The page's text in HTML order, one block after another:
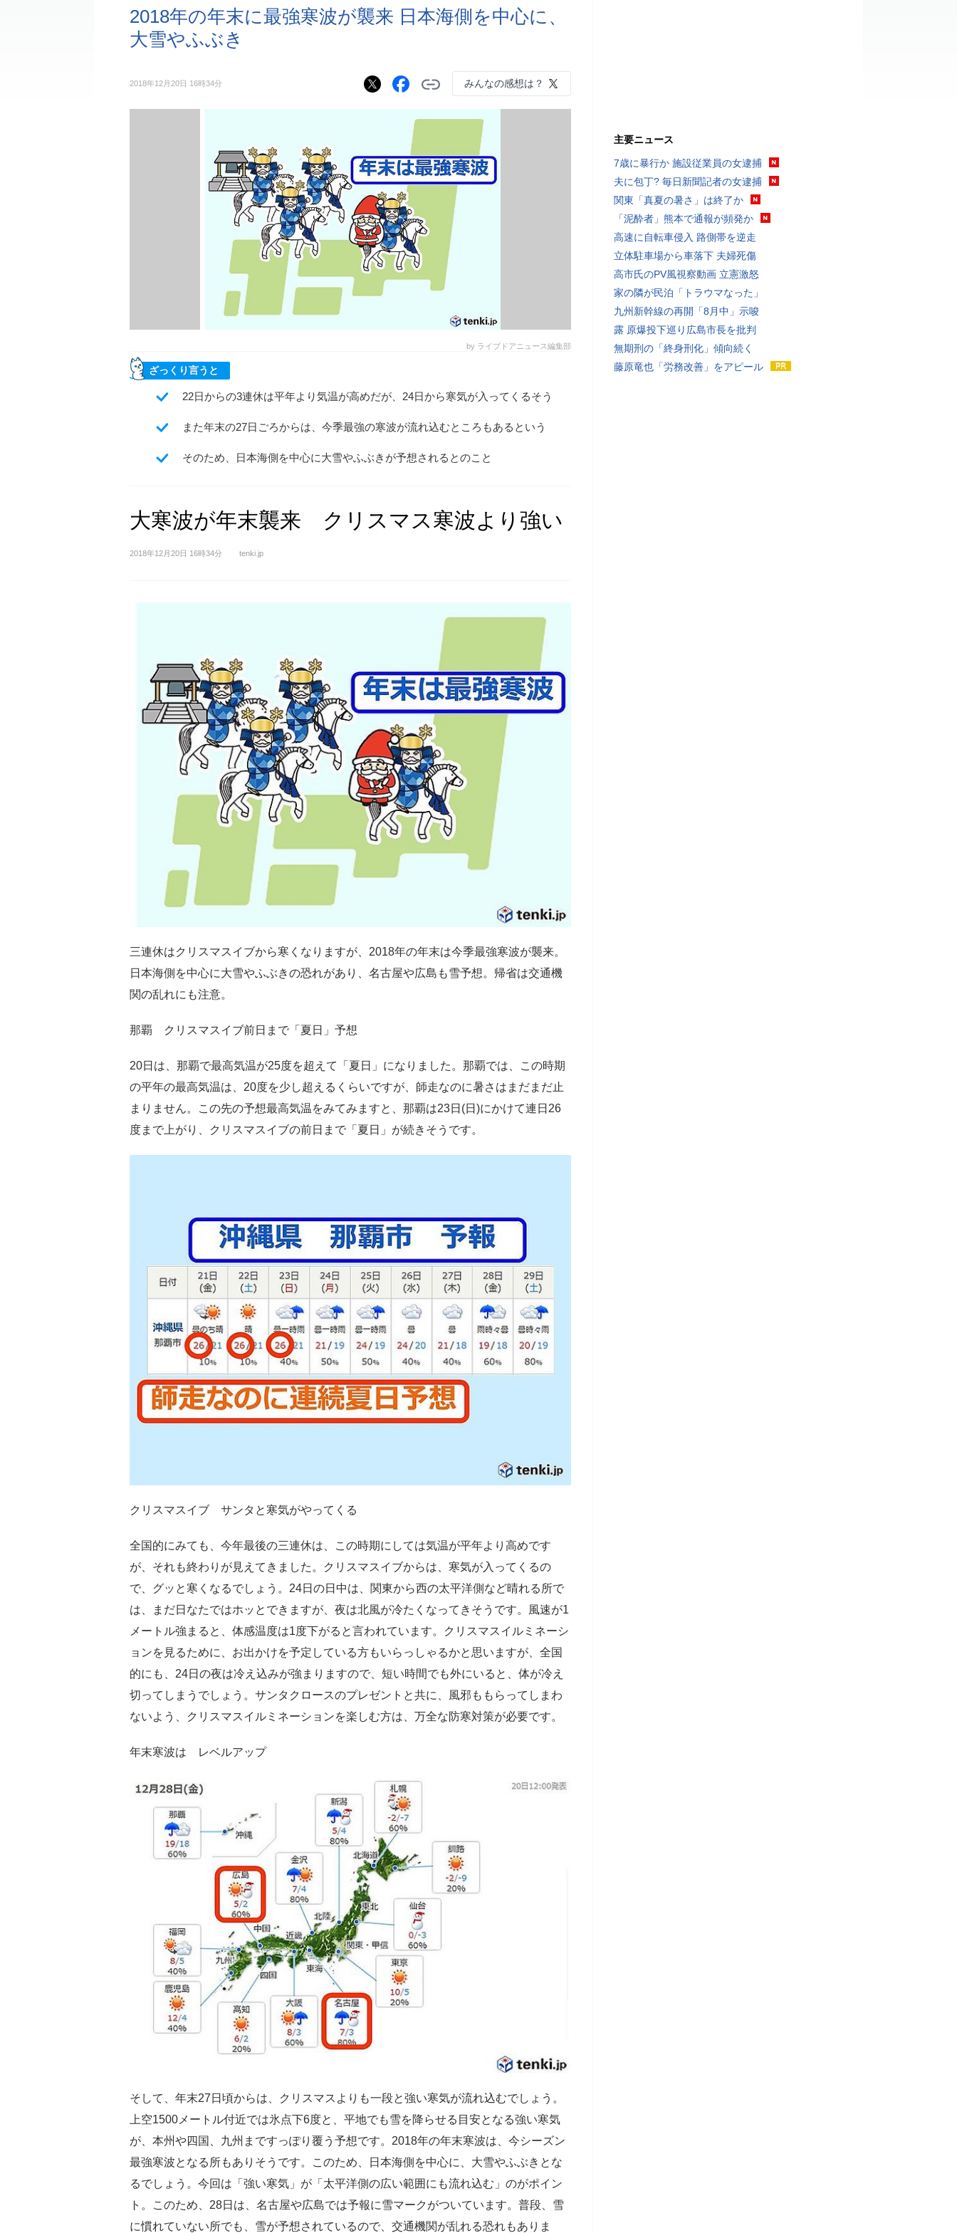
2018年の年末に最強寒波が襲来 日本海側を中心に、
大雪やふぶき
2018年12月20日 16時34分 みんなの感想は？
by ライブドアニュース編集部
ざっくり言うと
22日からの3連休は平年より気温が高めだが、24日から寒気が入ってくるそう
また年末の27日ごろからは、今季最強の寒波が流れ込むところもあるという
そのため、日本海側を中心に大雪やふぶきが予想されるとのこと
大寒波が年末襲来 クリスマス寒波より強い
2018年12月20日 16時34分 tenki.jp
三連休はクリスマスイブから寒くなりますが、2018年の年末は今季最強寒波が襲来。
日本海側を中心に大雪やふぶきの恐れがあり、名古屋や広島も雪予想。帰省は交通機
関の乱れにも注意。
那覇 クリスマスイブ前日まで「夏日」予想
20日は、那覇で最高気温が25度を超えて「夏日」になりました。那覇では、この時期
の平年の最高気温は、20度を少し超えるくらいですが、師走なのに暑さはまだまだ止
まりません。この先の予想最高気温をみてみますと、那覇は23日(日)にかけて連日26
度まで上がり、クリスマスイブの前日まで「夏日」が続きそうです。
クリスマスイブ サンタと寒気がやってくる
全国的にみても、今年最後の三連休は、この時期にしては気温が平年より高めです
が、それも終わりが見えてきました。クリスマスイブからは、寒気が入ってくるの
で、グッと寒くなるでしょう。24日の日中は、関東から西の太平洋側など晴れる所で
は、まだ日なたではホッとできますが、夜は北風が冷たくなってきそうです。風速が1
メートル強まると、体感温度は1度下がると言われています。クリスマスイルミネーシ
ョンを見るために、お出かけを予定している方もいらっしゃるかと思いますが、全国
的にも、24日の夜は冷え込みが強まりますので、短い時間でも外にいると、体が冷え
切ってしまうでしょう。サンタクロースのプレゼントと共に、風邪ももらってしまわ
ないよう、クリスマスイルミネーションを楽しむ方は、万全な防寒対策が必要です。
年末寒波は レベルアップ
そして、年末27日頃からは、クリスマスよりも一段と強い寒気が流れ込むでしょう。
上空1500メートル付近では氷点下6度と、平地でも雪を降らせる目安となる強い寒気
が、本州や四国、九州まですっぽり覆う予想です。2018年の年末寒波は、今シーズン
最強寒波となる所もありそうです。このため、日本海側を中心に、大雪やふぶきとな
るでしょう。今回は「強い寒気」が「太平洋側の広い範囲にも流れ込む」のがポイン
ト。このため、28日は、名古屋や広島では予報に雪マークがついています。普段、雪
に慣れていない所でも、雪が予想されているので、交通機関が乱れる恐れもありま
主要ニュース
7歳に暴行か 施設従業員の女逮捕
夫に包丁? 毎日新聞記者の女逮捕
関東「真夏の暑さ」は終了か
「泥酔者」熊本で通報が頻発か
高速に自転車侵入 路側帯を逆走
立体駐車場から車落下 夫婦死傷
高市氏のPV風視察動画 立憲激怒
家の隣が民泊「トラウマなった」
九州新幹線の再開「8月中」示唆
露 原爆投下巡り広島市長を批判
無期刑の「終身刑化」傾向続く
藤原竜也「労務改善」をアピール